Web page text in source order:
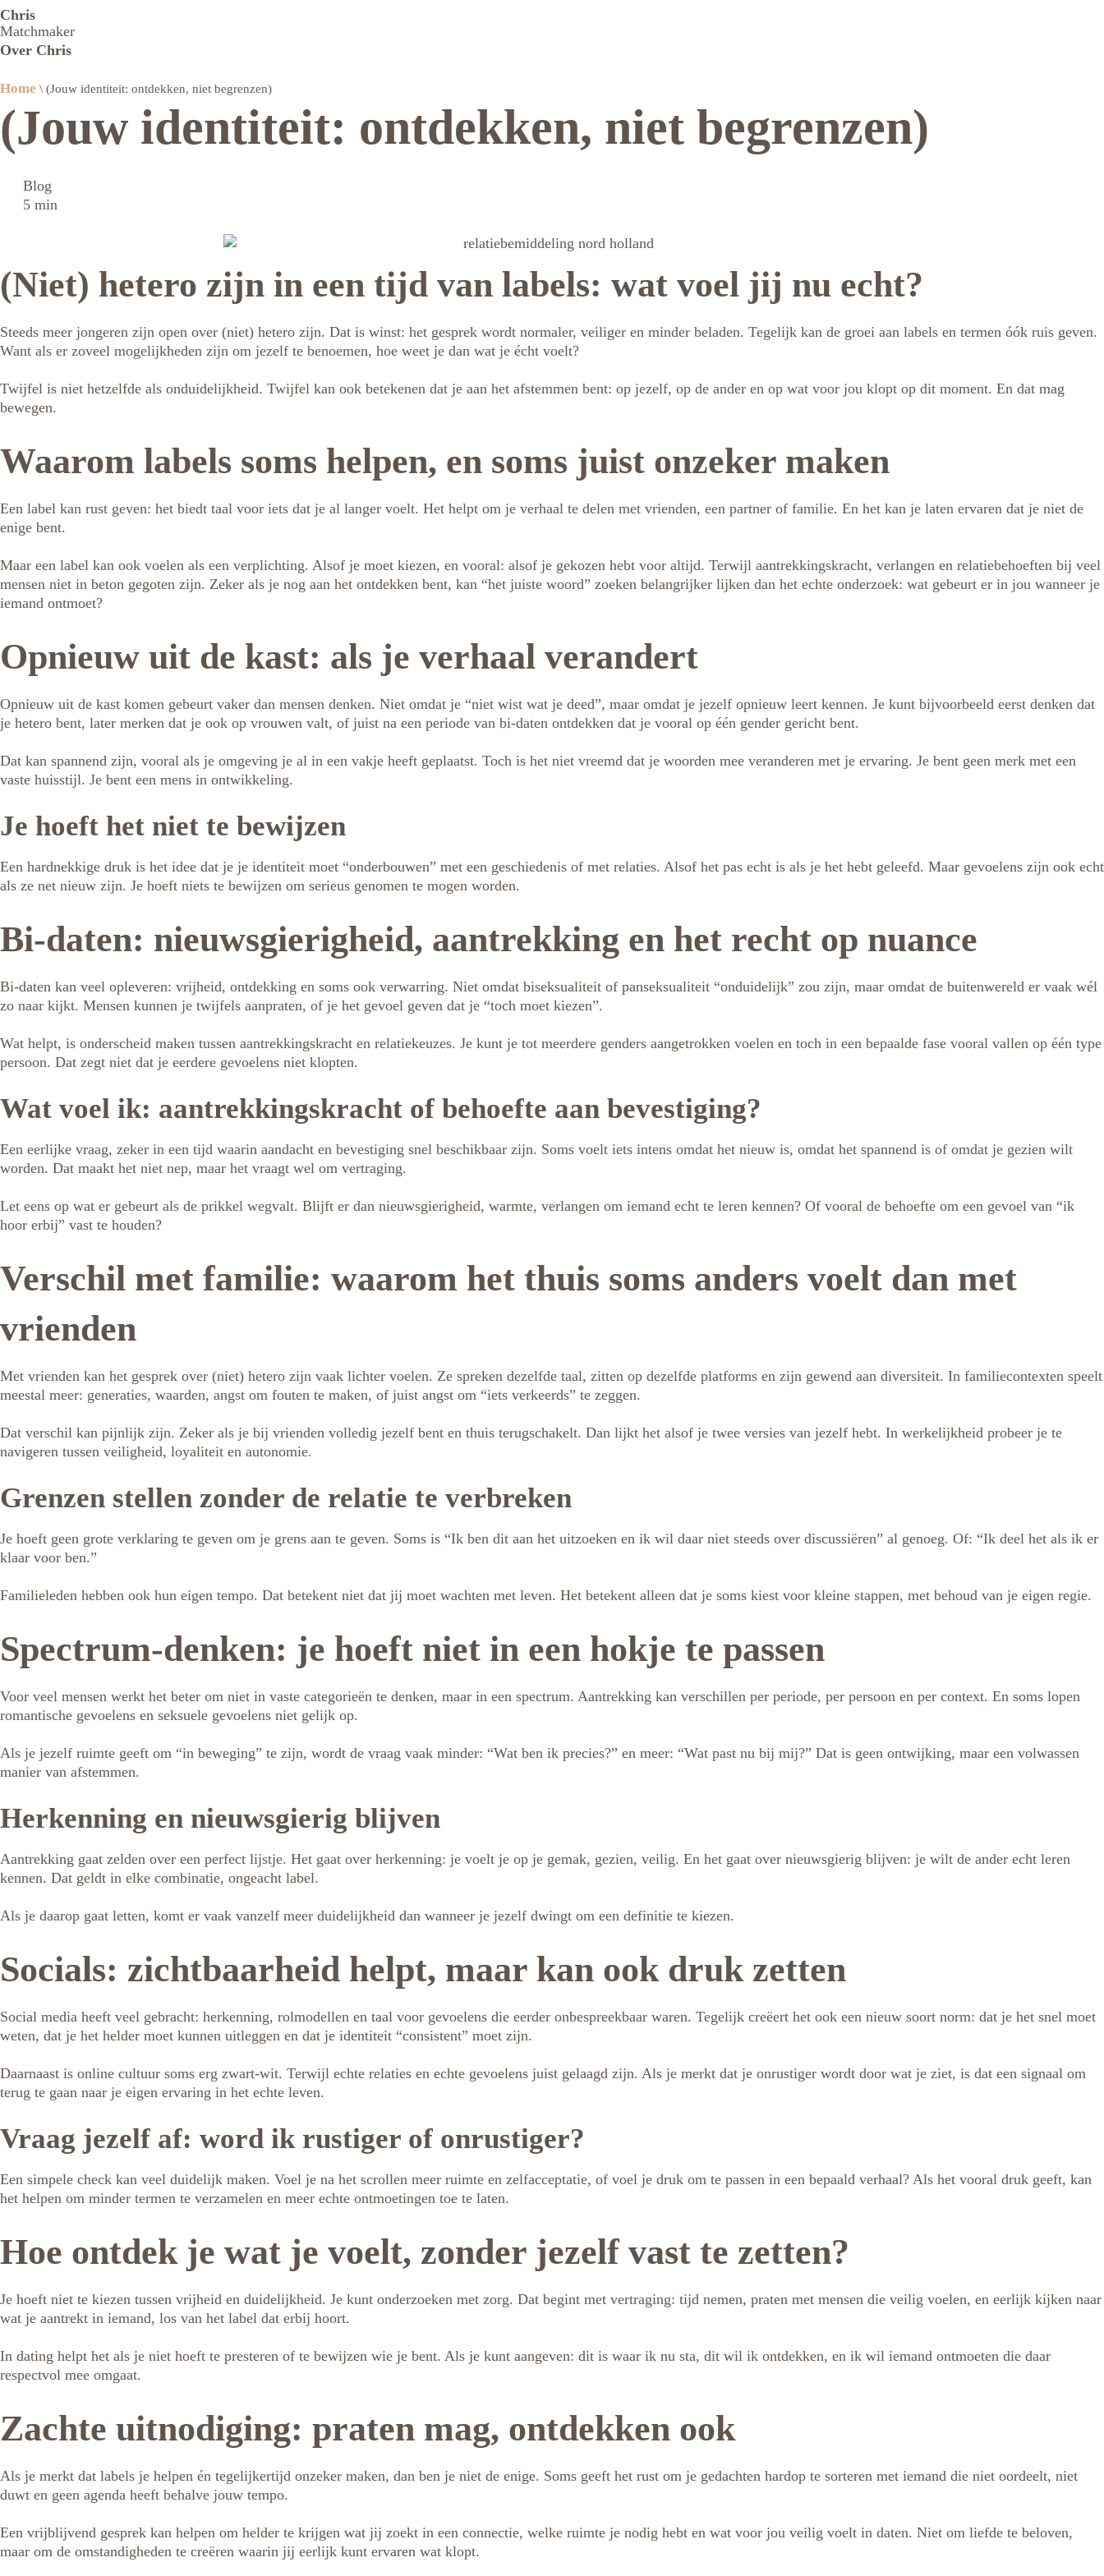
Chris
Matchmaker
Over Chris
Home \ (Jouw identiteit: ontdekken, niet begrenzen)
(Jouw identiteit: ontdekken, niet begrenzen)
Blog
5 min
(Niet) hetero zijn in een tijd van labels: wat voel jij nu echt?
Steeds meer jongeren zijn open over (niet) hetero zijn. Dat is winst: het gesprek wordt normaler, veiliger en minder beladen. Tegelijk kan de groei aan labels en termen óók ruis geven.
Want als er zoveel mogelijkheden zijn om jezelf te benoemen, hoe weet je dan wat je écht voelt?
Twijfel is niet hetzelfde als onduidelijkheid. Twijfel kan ook betekenen dat je aan het afstemmen bent: op jezelf, op de ander en op wat voor jou klopt op dit moment. En dat mag
bewegen.
Waarom labels soms helpen, en soms juist onzeker maken
Een label kan rust geven: het biedt taal voor iets dat je al langer voelt. Het helpt om je verhaal te delen met vrienden, een partner of familie. En het kan je laten ervaren dat je niet de
enige bent.
Maar een label kan ook voelen als een verplichting. Alsof je moet kiezen, en vooral: alsof je gekozen hebt voor altijd. Terwijl aantrekkingskracht, verlangen en relatiebehoeften bij veel
mensen niet in beton gegoten zijn. Zeker als je nog aan het ontdekken bent, kan “het juiste woord” zoeken belangrijker lijken dan het echte onderzoek: wat gebeurt er in jou wanneer je
iemand ontmoet?
Opnieuw uit de kast: als je verhaal verandert
Opnieuw uit de kast komen gebeurt vaker dan mensen denken. Niet omdat je “niet wist wat je deed”, maar omdat je jezelf opnieuw leert kennen. Je kunt bijvoorbeeld eerst denken dat
je hetero bent, later merken dat je ook op vrouwen valt, of juist na een periode van bi-daten ontdekken dat je vooral op één gender gericht bent.
Dat kan spannend zijn, vooral als je omgeving je al in een vakje heeft geplaatst. Toch is het niet vreemd dat je woorden mee veranderen met je ervaring. Je bent geen merk met een
vaste huisstijl. Je bent een mens in ontwikkeling.
Je hoeft het niet te bewijzen
Een hardnekkige druk is het idee dat je je identiteit moet “onderbouwen” met een geschiedenis of met relaties. Alsof het pas echt is als je het hebt geleefd. Maar gevoelens zijn ook echt
als ze net nieuw zijn. Je hoeft niets te bewijzen om serieus genomen te mogen worden.
Bi-daten: nieuwsgierigheid, aantrekking en het recht op nuance
Bi-daten kan veel opleveren: vrijheid, ontdekking en soms ook verwarring. Niet omdat biseksualiteit of panseksualiteit “onduidelijk” zou zijn, maar omdat de buitenwereld er vaak wél
zo naar kijkt. Mensen kunnen je twijfels aanpraten, of je het gevoel geven dat je “toch moet kiezen”.
Wat helpt, is onderscheid maken tussen aantrekkingskracht en relatiekeuzes. Je kunt je tot meerdere genders aangetrokken voelen en toch in een bepaalde fase vooral vallen op één type
persoon. Dat zegt niet dat je eerdere gevoelens niet klopten.
Wat voel ik: aantrekkingskracht of behoefte aan bevestiging?
Een eerlijke vraag, zeker in een tijd waarin aandacht en bevestiging snel beschikbaar zijn. Soms voelt iets intens omdat het nieuw is, omdat het spannend is of omdat je gezien wilt
worden. Dat maakt het niet nep, maar het vraagt wel om vertraging.
Let eens op wat er gebeurt als de prikkel wegvalt. Blijft er dan nieuwsgierigheid, warmte, verlangen om iemand echt te leren kennen? Of vooral de behoefte om een gevoel van “ik
hoor erbij” vast te houden?
Verschil met familie: waarom het thuis soms anders voelt dan met
vrienden
Met vrienden kan het gesprek over (niet) hetero zijn vaak lichter voelen. Ze spreken dezelfde taal, zitten op dezelfde platforms en zijn gewend aan diversiteit. In familiecontexten speelt
meestal meer: generaties, waarden, angst om fouten te maken, of juist angst om “iets verkeerds” te zeggen.
Dat verschil kan pijnlijk zijn. Zeker als je bij vrienden volledig jezelf bent en thuis terugschakelt. Dan lijkt het alsof je twee versies van jezelf hebt. In werkelijkheid probeer je te
navigeren tussen veiligheid, loyaliteit en autonomie.
Grenzen stellen zonder de relatie te verbreken
Je hoeft geen grote verklaring te geven om je grens aan te geven. Soms is “Ik ben dit aan het uitzoeken en ik wil daar niet steeds over discussiëren” al genoeg. Of: “Ik deel het als ik er
klaar voor ben.”
Familieleden hebben ook hun eigen tempo. Dat betekent niet dat jij moet wachten met leven. Het betekent alleen dat je soms kiest voor kleine stappen, met behoud van je eigen regie.
Spectrum-denken: je hoeft niet in een hokje te passen
Voor veel mensen werkt het beter om niet in vaste categorieën te denken, maar in een spectrum. Aantrekking kan verschillen per periode, per persoon en per context. En soms lopen
romantische gevoelens en seksuele gevoelens niet gelijk op.
Als je jezelf ruimte geeft om “in beweging” te zijn, wordt de vraag vaak minder: “Wat ben ik precies?” en meer: “Wat past nu bij mij?” Dat is geen ontwijking, maar een volwassen
manier van afstemmen.
Herkenning en nieuwsgierig blijven
Aantrekking gaat zelden over een perfect lijstje. Het gaat over herkenning: je voelt je op je gemak, gezien, veilig. En het gaat over nieuwsgierig blijven: je wilt de ander echt leren
kennen. Dat geldt in elke combinatie, ongeacht label.
Als je daarop gaat letten, komt er vaak vanzelf meer duidelijkheid dan wanneer je jezelf dwingt om een definitie te kiezen.
Socials: zichtbaarheid helpt, maar kan ook druk zetten
Social media heeft veel gebracht: herkenning, rolmodellen en taal voor gevoelens die eerder onbespreekbaar waren. Tegelijk creëert het ook een nieuw soort norm: dat je het snel moet
weten, dat je het helder moet kunnen uitleggen en dat je identiteit “consistent” moet zijn.
Daarnaast is online cultuur soms erg zwart-wit. Terwijl echte relaties en echte gevoelens juist gelaagd zijn. Als je merkt dat je onrustiger wordt door wat je ziet, is dat een signaal om
terug te gaan naar je eigen ervaring in het echte leven.
Vraag jezelf af: word ik rustiger of onrustiger?
Een simpele check kan veel duidelijk maken. Voel je na het scrollen meer ruimte en zelfacceptatie, of voel je druk om te passen in een bepaald verhaal? Als het vooral druk geeft, kan
het helpen om minder termen te verzamelen en meer echte ontmoetingen toe te laten.
Hoe ontdek je wat je voelt, zonder jezelf vast te zetten?
Je hoeft niet te kiezen tussen vrijheid en duidelijkheid. Je kunt onderzoeken met zorg. Dat begint met vertraging: tijd nemen, praten met mensen die veilig voelen, en eerlijk kijken naar
wat je aantrekt in iemand, los van het label dat erbij hoort.
In dating helpt het als je niet hoeft te presteren of te bewijzen wie je bent. Als je kunt aangeven: dit is waar ik nu sta, dit wil ik ontdekken, en ik wil iemand ontmoeten die daar
respectvol mee omgaat.
Zachte uitnodiging: praten mag, ontdekken ook
Als je merkt dat labels je helpen én tegelijkertijd onzeker maken, dan ben je niet de enige. Soms geeft het rust om je gedachten hardop te sorteren met iemand die niet oordeelt, niet
duwt en geen agenda heeft behalve jouw tempo.
Een vrijblijvend gesprek kan helpen om helder te krijgen wat jij zoekt in een connectie, welke ruimte je nodig hebt en wat voor jou veilig voelt in daten. Niet om liefde te beloven,
maar om de omstandigheden te creëren waarin jij eerlijk kunt ervaren wat klopt.